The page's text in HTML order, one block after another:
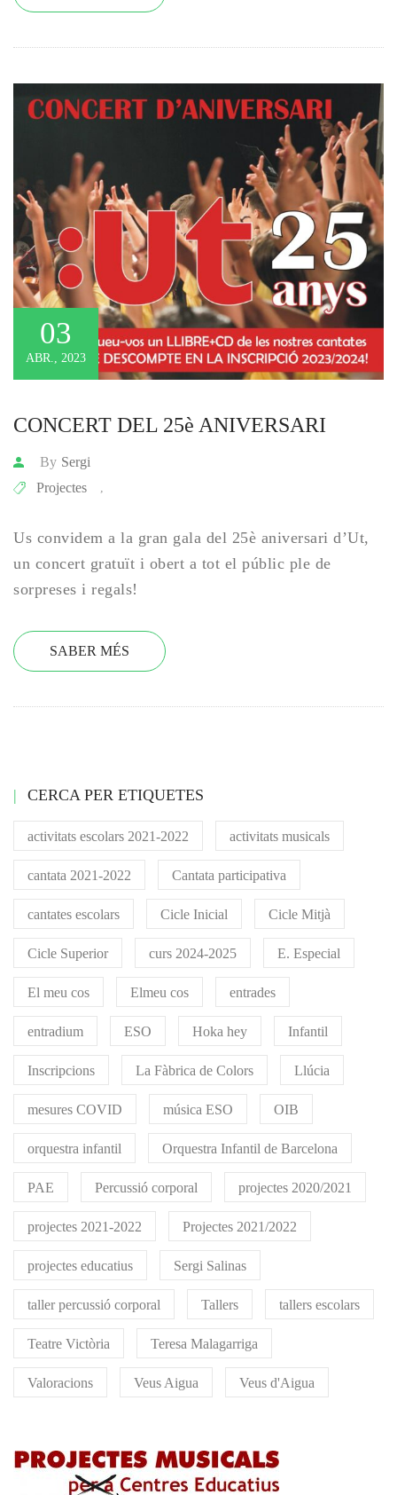
03
ABR., 2023
CONCERT DEL 25è ANIVERSARI
By Sergi
Projectes
,
Us convidem a la gran gala del 25è aniversari d’Ut,
un concert gratuït i obert a tot el públic ple de
sorpreses i regals!
SABER MÉS
CERCA PER ETIQUETES
activitats escolars 2021-2022 activitats musicals
cantata 2021-2022 Cantata participativa
cantates escolars Cicle Inicial Cicle Mitjà
Cicle Superior curs 2024-2025 E. Especial
El meu cos Elmeu cos entrades
entradium ESO Hoka hey Infantil
Inscripcions La Fàbrica de Colors Llúcia
mesures COVID música ESO OIB
orquestra infantil Orquestra Infantil de Barcelona
PAE Percussió corporal projectes 2020/2021
projectes 2021-2022 Projectes 2021/2022
projectes educatius Sergi Salinas
taller percussió corporal Tallers tallers escolars
Teatre Victòria Teresa Malagarriga
Valoracions Veus Aigua Veus d'Aigua